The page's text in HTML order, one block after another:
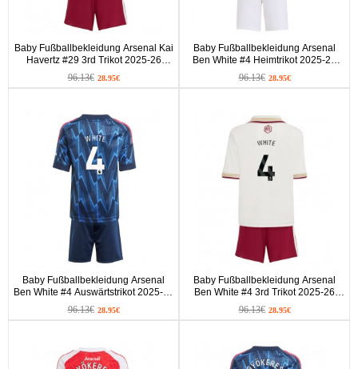
Baby Fußballbekleidung Arsenal Kai
Havertz #29 3rd Trikot 2025-26
Kurzarm (+ kurze hosen)
96.13€ 28.95€
Baby Fußballbekleidung Arsenal
Ben White #4 Heimtrikot 2025-26
Kurzarm (+ kurze hosen)
96.13€ 28.95€
Baby Fußballbekleidung Arsenal
Ben White #4 Auswärtstrikot 2025-26
Kurzarm (+ kurze hosen)
96.13€ 28.95€
Baby Fußballbekleidung Arsenal
Ben White #4 3rd Trikot 2025-26
Kurzarm (+ kurze hosen)
96.13€ 28.95€